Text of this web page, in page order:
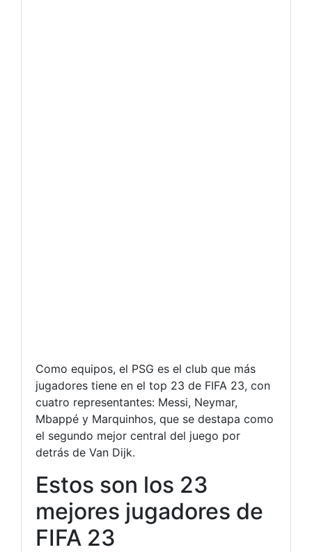
Como equipos, el PSG es el club que más
jugadores tiene en el top 23 de FIFA 23, con
cuatro representantes: Messi, Neymar,
Mbappé y Marquinhos, que se destapa como
el segundo mejor central del juego por
detrás de Van Dijk.
Estos son los 23
mejores jugadores de
FIFA 23